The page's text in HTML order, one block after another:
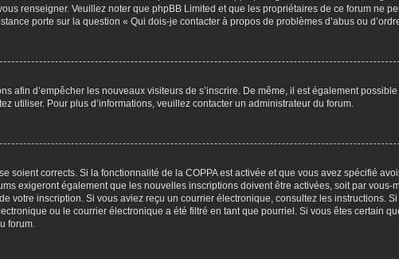
renseigner. Veuillez noter que phpBB Limited et que les propriétaires de ce forum ne
porte sur la question « Qui dois-je contacter à propos de problèmes d’abus ou
afin d’empêcher les nouveaux visiteurs de s’inscrire. De même, il est également
utiliser. Pour plus d’informations, veuillez contacter un administrateur du forum.
soient corrects. Si la fonctionnalité de la COPPA est activée et que vous avez spécifié
exigeront également que les nouvelles inscriptions doivent être activées, soit par vous-
votre inscription. Si vous aviez reçu un courrier électronique, consultez les instructions.
ou le courrier électronique a été filtré en tant que pourriel. Si vous êtes certain
forum.